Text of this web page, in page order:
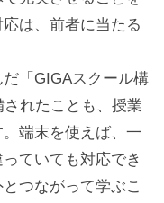
は、前者に当たる
「GIGAスクール構
れたことも、授業
端末を使えば、一
ていても対応でき
つながって学ぶこ